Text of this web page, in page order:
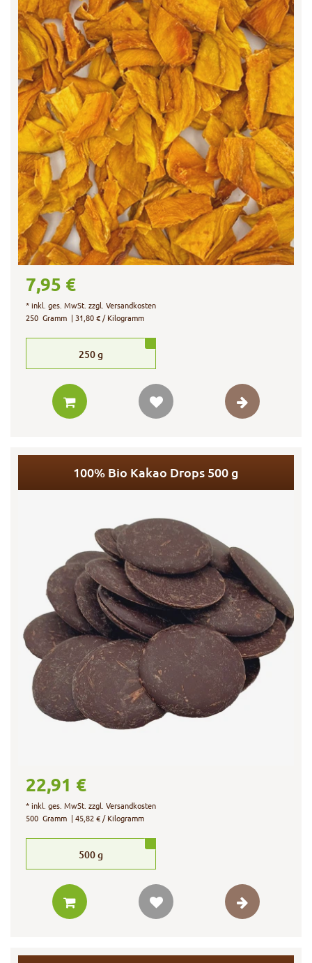
7,95 €
*inkl. ges. MwSt. zzgl.Versandkosten
250 Gramm | 31,80 € / Kilogramm
250g
100% Bio Kakao Drops 500 g
22,91 €
*inkl. ges. MwSt. zzgl.Versandkosten
500 Gramm | 45,82 € / Kilogramm
500g